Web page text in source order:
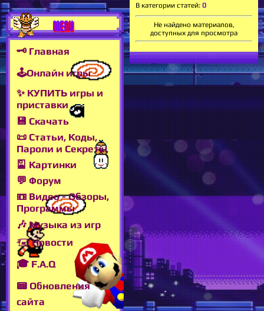
MENU
🗝 Главная
🕹Онлайн игры
✨ КУПИТЬ игры и
приставки
💾 Скачать
📜 Статьи, Коды,
Пароли и Секреты
🎴 Картинки
💬 Форум
📼 Видео - Обзоры,
Программы
🎶 Музыка из игр
🖅 Новости
🎓 F.A.Q
📟 Обновления
сайта
В категории статей: 0
Не найдено материалов,
доступных для просмотра